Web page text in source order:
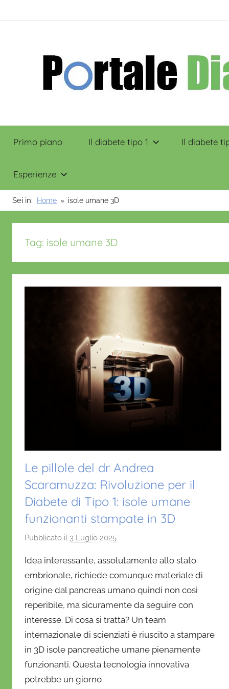
Portale
Diabete
Primo piano Il diabete tipo 1 Il diabete
Esperienze
Sei in: Home isole umane 3D
Tag: isole umane 3D
Le pillole del dr Andrea
Scaramuzza: Rivoluzione per il
Diabete di Tipo 1: isole umane
funzionanti stampate in 3D
Pubblicato il 3 Luglio 2025
D
a
n
i
e
l
Idea interessante, assolutamente allo stato
embrionale, richiede comunque materiale di
origine dal pancreas umano quindi non cosi
reperibile, ma sicuramente da seguire con
interesse. Di cosa si tratta? Un team
internazionale di scienziati è riuscito a stampare
in 3D isole pancreatiche umane pienamente
funzionanti. Questa tecnologia innovativa
potrebbe un giorno